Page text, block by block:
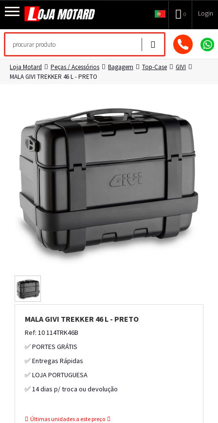
0 Login
Loja Motard Peças / Acessórios Bagagem Top-Case
GIVI
MALA GIVI TREKKER 46 L - PRETO
MALA GIVI TREKKER 46 L - PRETO
Ref: 10 114TRK46B
✅ PORTES GRÁTIS
✅ Entregas Rápidas
✅ LOJA PORTUGUESA
✅ 14 dias p/ troca ou devolução
Últimas unidades a este preço